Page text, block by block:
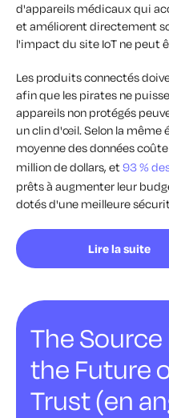
d'appareils médicaux qui
et améliorent directement
l'impact du site IoT ne peut
Les produits connectés
afin que les pirates ne
appareils non protégés
un clin d'œil. Selon la même
moyenne des données
million de dollars, et93 %
prêts à augmenter leur
dotés d'une meilleure
Lire la suite
The
the Future
Trust (en